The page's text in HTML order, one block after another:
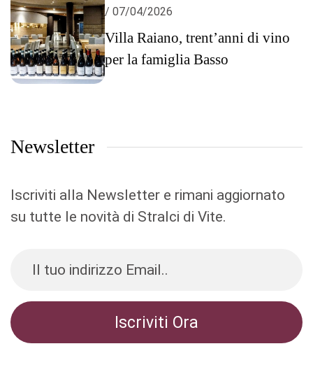
/ 07/04/2026
Villa Raiano, trent’anni di vino
per la famiglia Basso
Newsletter
Iscriviti alla Newsletter e rimani aggiornato
su tutte le novità di Stralci di Vite.